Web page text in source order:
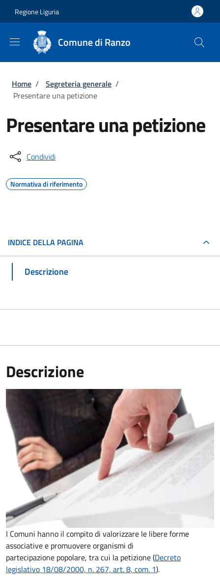
Regione Liguria
Comune di Ranzo
Briciole di pane
Home / Segreteria generale /
Presentare una petizione
Presentare una petizione
Condividi
Normativa di riferimento
INDICE DELLA PAGINA
Descrizione
Descrizione
I Comuni hanno il compito di valorizzare le libere forme
associative e promuovere organismi di
partecipazione popolare, tra cui la petizione (Decreto
legislativo 18/08/2000, n. 267, art. 8, com. 1).